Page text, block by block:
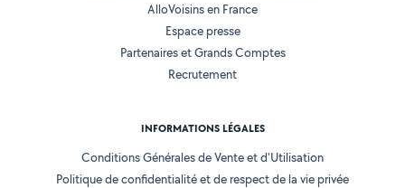
AlloVoisins en France
Espace presse
Partenaires et Grands Comptes
Recrutement
INFORMATIONS LÉGALES
Conditions Générales de Vente et d'Utilisation
Politique de confidentialité et de respect de la vie privée